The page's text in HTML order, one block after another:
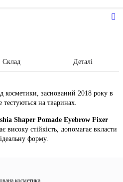
Склад Деталі
косметики, заснований 2018 року в
тестуються на тваринах.
Shaper Pomade Eyebrow Fixer
високу стійкість, допомагає вкласти
форму.
і не травмує волоски.
косметика